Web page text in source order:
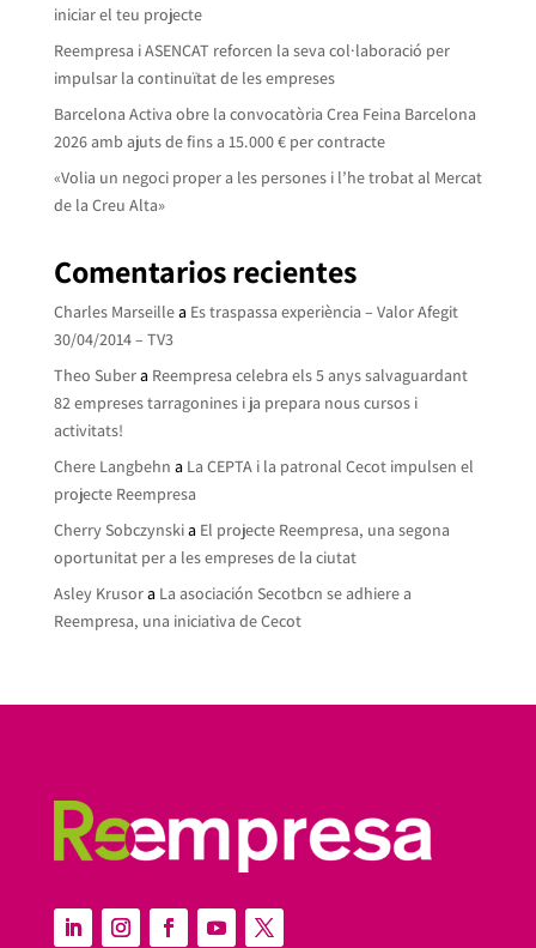
iniciar el teu projecte
Reempresa i ASENCAT reforcen la seva col·laboració per
impulsar la continuïtat de les empreses
Barcelona Activa obre la convocatòria Crea Feina Barcelona
2026 amb ajuts de fins a 15.000 € per contracte
«Volia un negoci proper a les persones i l’he trobat al Mercat
de la Creu Alta»
Comentarios recientes
Charles Marseillea Es traspassa experiència – Valor Afegit
30/04/2014 – TV3
Theo Subera Reempresa celebra els 5 anys salvaguardant
82 empreses tarragonines i ja prepara nous cursos i
activitats!
Chere Langbehn a La CEPTA i la patronal Cecot impulsen el
projecte Reempresa
Cherry Sobczynskia El projecte Reempresa, una segona
oportunitat per a les empreses de la ciutat
Asley Krusora La asociación Secotbcn se adhiere a
Reempresa, una iniciativa de Cecot